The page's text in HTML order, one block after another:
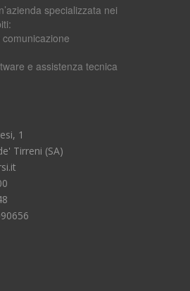
specializzata nei
e assistenza tecnica
1
Tirreni (SA)